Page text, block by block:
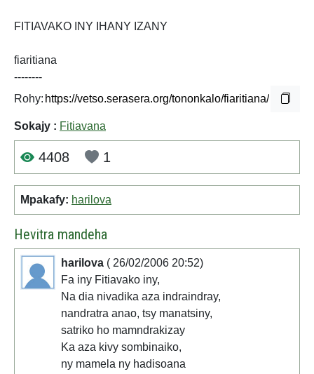
FITIAVAKO INY IHANY IZANY
fiaritiana
--------
Rohy:
Sokajy : Fitiavana
4408 1
Mpakafy: harilova
Hevitra mandeha
harilova ( 26/02/2006 20:52)
Fa iny Fitiavako iny,
Na dia nivadika aza indraindray,
nandratra anao, tsy manatsiny,
satriko ho mamndrakizay
Ka aza kivy sombinaiko,
ny mamela ny hadisoana